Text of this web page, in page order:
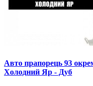
Авто прапорець 93
Холодний Яр - Дуб